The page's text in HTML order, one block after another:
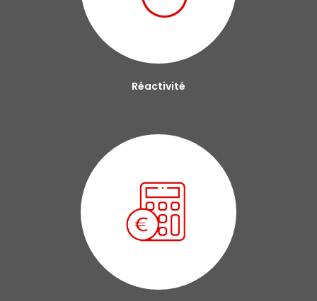
Réactivité